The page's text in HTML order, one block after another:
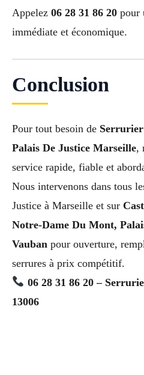
Appelez 06 28 31 86 20 pour
immédiate et économique.
Conclusion
Pour tout besoin de Serrurier
Palais De Justice Marseille,
service rapide, fiable et
Nous intervenons dans tous
Justice à Marseille et sur
Notre-Dame Du Mont,
Vauban pour ouverture,
serrures à prix compétitif.
06 28 31 86 20 –
13006